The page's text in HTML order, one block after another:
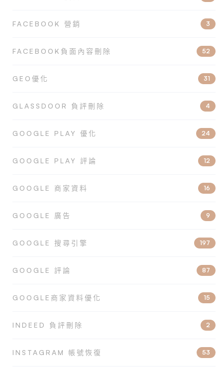
FACEBOOK 營銷 3
FACEBOOK負面內容刪除 52
GEO優化 31
GLASSDOOR 負評刪除 4
GOOGLE PLAY 優化 24
GOOGLE PLAY 評論 12
GOOGLE 商家資料 16
GOOGLE 廣告 9
GOOGLE 搜尋引擎 197
GOOGLE 評論 87
GOOGLE商家資料優化 15
INDEED 負評刪除 2
INSTAGRAM 帳號恢復 53